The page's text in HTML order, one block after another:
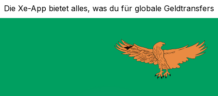
Die Xe-App bietet alles, was du für globale Geldtransfers
und Währungsmanagement benötigst. Währungen
Geld ins Ausland überweisen, ohne versteckte
Gebühren. Heute herunterladen!